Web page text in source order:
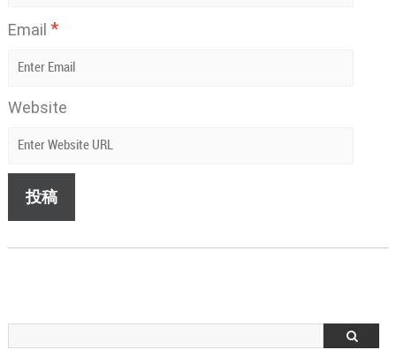
Email *
Website